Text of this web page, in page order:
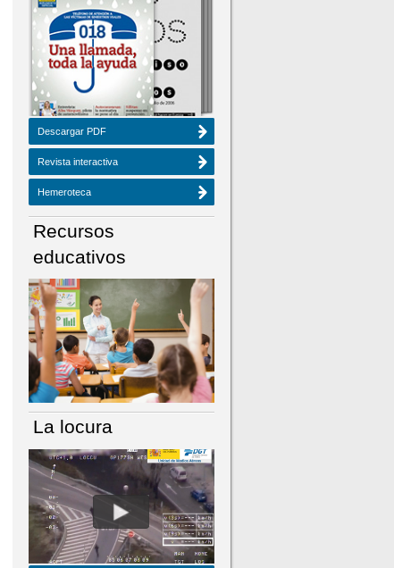
NÚMERO ACTUAL HEMEROTECA
Descargar PDF
Revista interactiva
Hemeroteca
Recursos
educativos
La locura